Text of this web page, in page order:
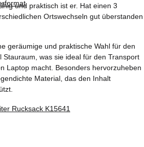
und praktisch ist er. Hat einen 3
Ortswechseln gut überstanden
geräumige und praktische Wahl für den
Stauraum, was sie ideal für den Transport
Laptop macht. Besonders hervorzuheben
Material, das den Inhalt